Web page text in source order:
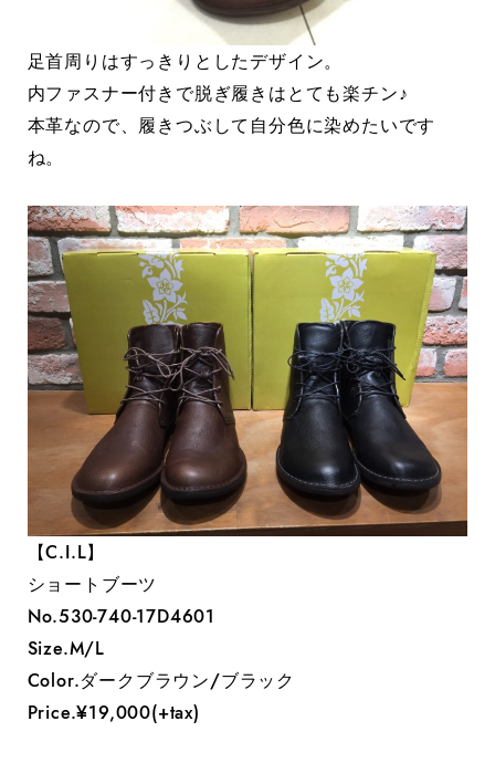
足首周りはすっきりとしたデザイン。
内ファスナー付きで脱ぎ履きはとても楽チン♪
本革なので、履きつぶして自分色に染めたいです
ね。
【C.I.L】
ショートブーツ
No.530-740-17D4601
Size.M/L
Color.ダークブラウン/ブラック
Price.¥19,000(+tax)